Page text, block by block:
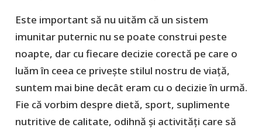
Este important să nu uităm că un sistem
imunitar puternic nu se poate construi peste
noapte, dar cu fiecare decizie corectă pe care o
luăm în ceea ce privește stilul nostru de viață,
suntem mai bine decât eram cu o decizie în urmă.
Fie că vorbim despre dietă, sport, suplimente
nutritive de calitate, odihnă și activități care să